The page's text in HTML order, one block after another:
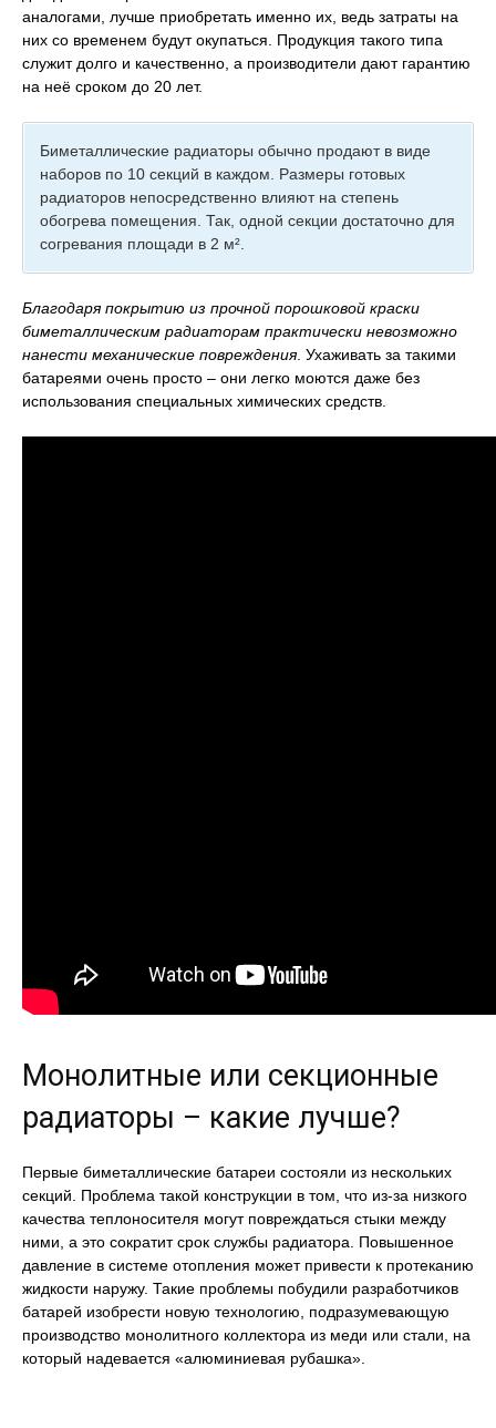
аналогами, лучше приобретать именно их, ведь затраты на
них со временем будут окупаться. Продукция такого типа
служит долго и качественно, а производители дают гарантию
на неё сроком до 20 лет.
Биметаллические радиаторы обычно продают в виде
наборов по 10 секций в каждом. Размеры готовых
радиаторов непосредственно влияют на степень
обогрева помещения. Так, одной секции достаточно для
согревания площади в 2 м².
Благодаря покрытию из прочной порошковой краски
биметаллическим радиаторам практически невозможно
нанести механические повреждения. Ухаживать за такими
батареями очень просто – они легко моются даже без
использования специальных химических средств.
Монолитные или секционные
радиаторы – какие лучше?
Первые биметаллические батареи состояли из нескольких
секций. Проблема такой конструкции в том, что из-за низкого
качества теплоносителя могут повреждаться стыки между
ними, а это сократит срок службы радиатора. Повышенное
давление в системе отопления может привести к протеканию
жидкости наружу. Такие проблемы побудили разработчиков
батарей изобрести новую технологию, подразумевающую
производство монолитного коллектора из меди или стали, на
который надевается «алюминиевая рубашка».